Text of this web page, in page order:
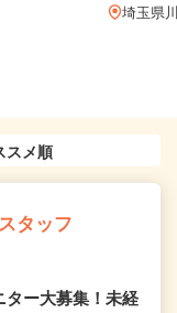
埼玉県
タッフ
ター大募集！未経